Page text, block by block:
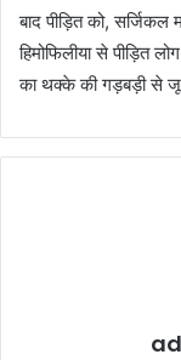
बाद पीड़ित को,
हिमोफिलीया से पीड़ित
का थक्के की गड़बड़ी से